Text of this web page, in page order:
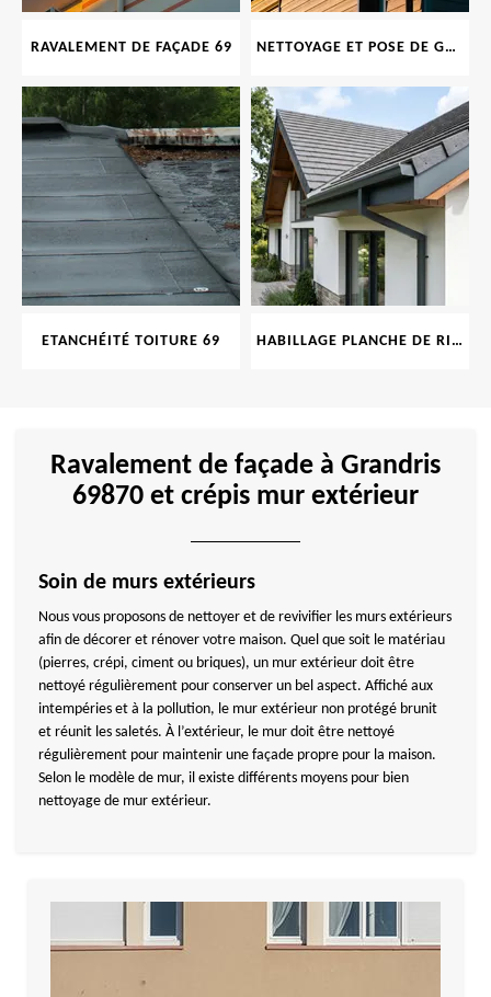
RAVALEMENT DE FAÇADE 69 NETTOYAGE ET POSE DE GOUTTIÈRE 69
ETANCHÉITÉ TOITURE 69 HABILLAGE PLANCHE DE RIVE 69
Ravalement de façade à Grandris
69870 et crépis mur extérieur
Soin de murs extérieurs
Nous vous proposons de nettoyer et de revivifier les murs extérieurs
afin de décorer et rénover votre maison. Quel que soit le matériau
(pierres, crépi, ciment ou briques), un mur extérieur doit être
nettoyé régulièrement pour conserver un bel aspect. Affiché aux
intempéries et à la pollution, le mur extérieur non protégé brunit
et réunit les saletés. À l’extérieur, le mur doit être nettoyé
régulièrement pour maintenir une façade propre pour la maison.
Selon le modèle de mur, il existe différents moyens pour bien
nettoyage de mur extérieur.